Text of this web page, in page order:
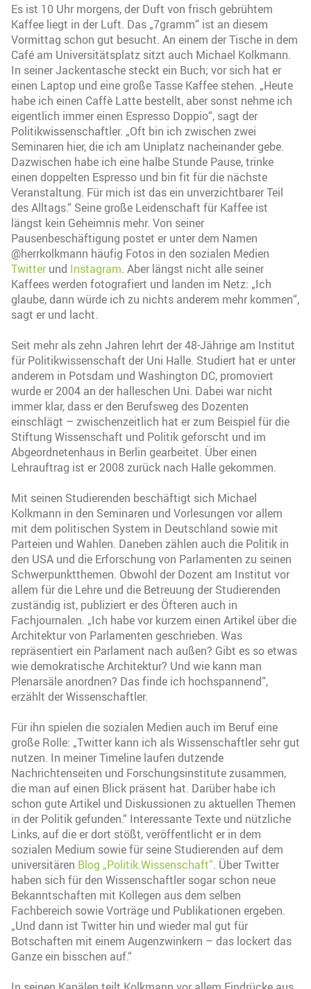
Es ist 10 Uhr morgens, der Duft von frisch gebrühtem
Kaffee liegt in der Luft. Das „7gramm“ ist an diesem
Vormittag schon gut besucht. An einem der Tische in dem
Café am Universitätsplatz sitzt auch Michael Kolkmann.
In seiner Jackentasche steckt ein Buch; vor sich hat er
einen Laptop und eine große Tasse Kaffee stehen. „Heute
habe ich einen Caffè Latte bestellt, aber sonst nehme ich
eigentlich immer einen Espresso Doppio“, sagt der
Politikwissenschaftler. „Oft bin ich zwischen zwei
Seminaren hier, die ich am Uniplatz nacheinander gebe.
Dazwischen habe ich eine halbe Stunde Pause, trinke
einen doppelten Espresso und bin fit für die nächste
Veranstaltung. Für mich ist das ein unverzichtbarer Teil
des Alltags.“ Seine große Leidenschaft für Kaffee ist
längst kein Geheimnis mehr. Von seiner
Pausenbeschäftigung postet er unter dem Namen
@herrkolkmann häufig Fotos in den sozialen Medien
Twitterund Instagram. Aber längst nicht alle seiner
Kaffees werden fotografiert und landen im Netz: „Ich
glaube, dann würde ich zu nichts anderem mehr kommen“,
sagt er und lacht.
Seit mehr als zehn Jahren lehrt der 48-Jährige am Institut
für Politikwissenschaft der Uni Halle. Studiert hat er unter
anderem in Potsdam und Washington DC, promoviert
wurde er 2004 an der halleschen Uni. Dabei war nicht
immer klar, dass er den Berufsweg des Dozenten
einschlägt – zwischenzeitlich hat er zum Beispiel für die
Stiftung Wissenschaft und Politik geforscht und im
Abgeordnetenhaus in Berlin gearbeitet. Über einen
Lehrauftrag ist er 2008 zurück nach Halle gekommen.
Mit seinen Studierenden beschäftigt sich Michael
Kolkmann in den Seminaren und Vorlesungen vor allem
mit dem politischen System in Deutschland sowie mit
Parteien und Wahlen. Daneben zählen auch die Politik in
den USA und die Erforschung von Parlamenten zu seinen
Schwerpunktthemen. Obwohl der Dozent am Institut vor
allem für die Lehre und die Betreuung der Studierenden
zuständig ist, publiziert er des Öfteren auch in
Fachjournalen. „Ich habe vor kurzem einen Artikel über die
Architektur von Parlamenten geschrieben. Was
repräsentiert ein Parlament nach außen? Gibt es so etwas
wie demokratische Architektur? Und wie kann man
Plenarsäle anordnen? Das finde ich hochspannend“,
erzählt der Wissenschaftler.
Für ihn spielen die sozialen Medien auch im Beruf eine
große Rolle: „Twitter kann ich als Wissenschaftler sehr gut
nutzen. In meiner Timeline laufen dutzende
Nachrichtenseiten und Forschungsinstitute zusammen,
die man auf einen Blick präsent hat. Darüber habe ich
schon gute Artikel und Diskussionen zu aktuellen Themen
in der Politik gefunden.“ Interessante Texte und nützliche
Links, auf die er dort stößt, veröffentlicht er in dem
sozialen Medium sowie für seine Studierenden auf dem
universitären Blog „Politik.Wissenschaft“. Über Twitter
haben sich für den Wissenschaftler sogar schon neue
Bekanntschaften mit Kollegen aus dem selben
Fachbereich sowie Vorträge und Publikationen ergeben.
„Und dann ist Twitter hin und wieder mal gut für
Botschaften mit einem Augenzwinkern – das lockert das
Ganze ein bisschen auf.“